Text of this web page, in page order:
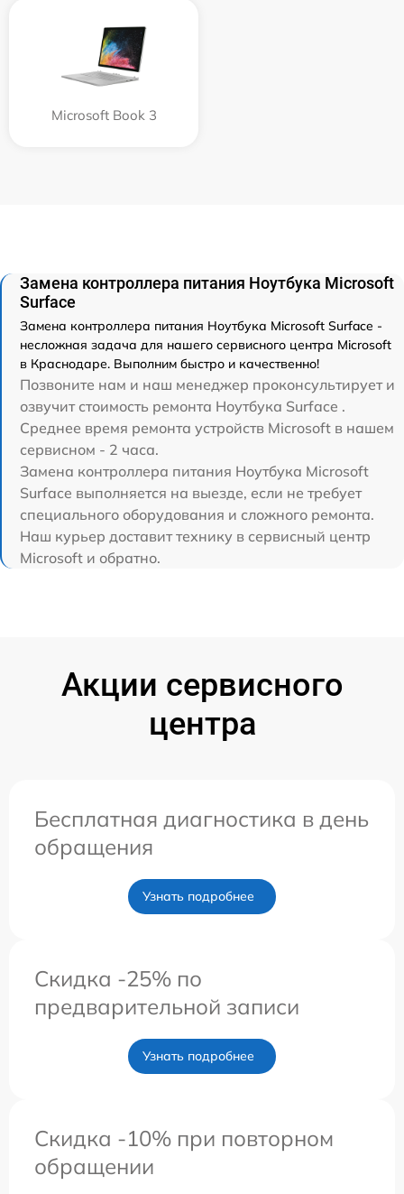
Microsoft Book 3
Замена контроллера питания Ноутбука Microsoft
Surface
Замена контроллера питания Ноутбука Microsoft Surface -
несложная задача для нашего сервисного центра Microsoft
в Краснодаре. Выполним быстро и качественно!
Позвоните нам и наш менеджер проконсультирует и
озвучит стоимость ремонта Ноутбука Surface .
Среднее время ремонта устройств Microsoft в нашем
сервисном - 2 часа.
Замена контроллера питания Ноутбука Microsoft
Surface выполняется на выезде, если не требует
специального оборудования и сложного ремонта.
Наш курьер доставит технику в сервисный центр
Microsoft и обратно.
Акции сервисного
центра
Бесплатная диагностика в день
обращения
Узнать подробнее
Скидка -25% по
предварительной записи
Узнать подробнее
Скидка -10% при повторном
обращении